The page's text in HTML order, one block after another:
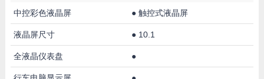
中控彩色液晶屏 ● 触控式液晶屏
液晶屏尺寸 ● 10.1
全液晶仪表盘 ●